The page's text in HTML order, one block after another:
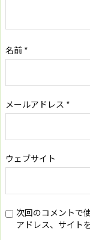
名前 *
メールアドレス *
ウェブサイト
次回のコメントで
アドレス、サイト